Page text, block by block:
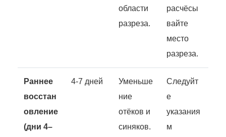
области
разреза.
расчёсы
вайте
место
разреза.
Раннее
восстан
овление
(дни 4–
4-7 дней
Уменьше
ние
отёков и
синяков.
Следуйт
е
указания
м